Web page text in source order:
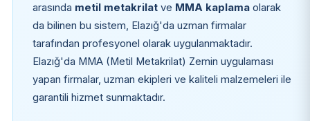
arasında metil metakrilatve MMA kaplamaolarak
da bilinen bu sistem, Elazığ'da uzman firmalar
tarafından profesyonel olarak uygulanmaktadır.
Elazığ'da MMA (Metil Metakrilat) Zemin uygulaması
yapan firmalar, uzman ekipleri ve kaliteli malzemeleri ile
garantili hizmet sunmaktadır.